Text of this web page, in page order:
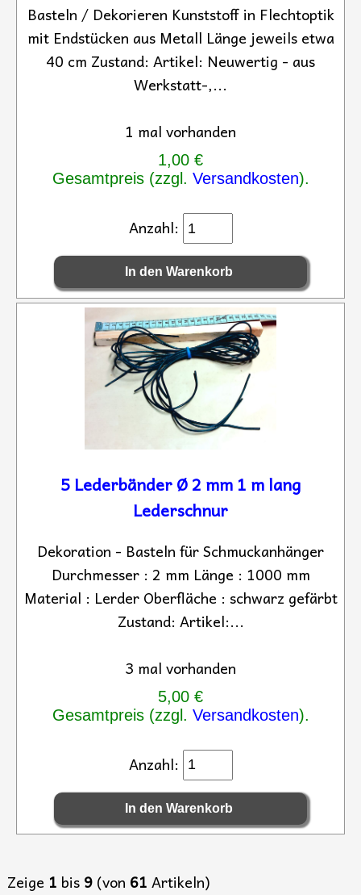
Basteln / Dekorieren Kunststoff in Flechtoptik
mit Endstücken aus Metall Länge jeweils etwa
40 cm Zustand: Artikel: Neuwertig - aus
Werkstatt-,...
1 mal vorhanden
1,00 €
Gesamtpreis (zzgl. Versandkosten).
Anzahl:
5 Lederbänder Ø 2 mm 1 m lang
Lederschnur
Dekoration - Basteln für Schmuckanhänger
Durchmesser : 2 mm Länge : 1000 mm
Material : Lerder Oberfläche : schwarz gefärbt
Zustand: Artikel:...
3 mal vorhanden
5,00 €
Gesamtpreis (zzgl. Versandkosten).
Anzahl:
Zeige 1 bis 9 (von 61 Artikeln)